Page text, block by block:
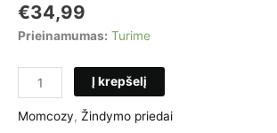
€34,99
Prieinamumas: Turime
produkto
kiekis:
Universalus
Į krepšelį
Momcozy, Žindymo priedai